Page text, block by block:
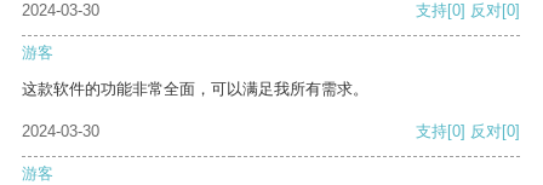
2024-03-30 支持[0] 反对[0]
游客
这款软件的功能非常全面，可以满足我所有需求。
2024-03-30 支持[0] 反对[0]
游客